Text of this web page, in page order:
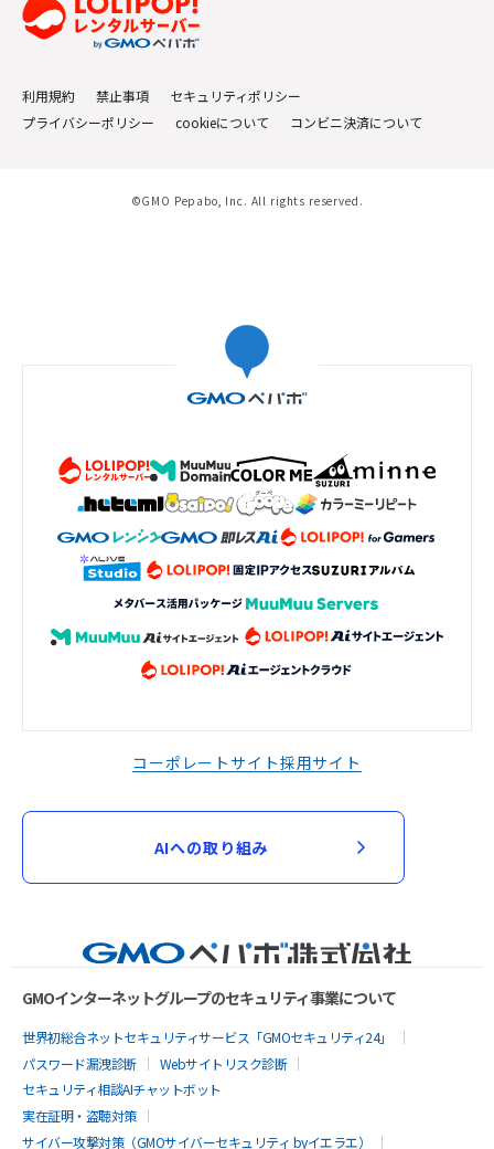
利用規約 禁止事項
セキュリティポリシー
プライバシーポリシー
cookieについて コンビニ決済について
©GMO Pepabo, Inc. All rights reserved.
コーポレートサイト採用サイト
AIへの取り組み
GMOインターネットグループのセキュリティ事業について
世界初総合ネットセキュリティサービス「GMOセキュリティ24」
パスワード漏洩診断
Webサイトリスク診断
セキュリティ相談AIチャットボット
実在証明・盗聴対策
サイバー攻撃対策（GMOサイバーセキュリティ byイエラエ）